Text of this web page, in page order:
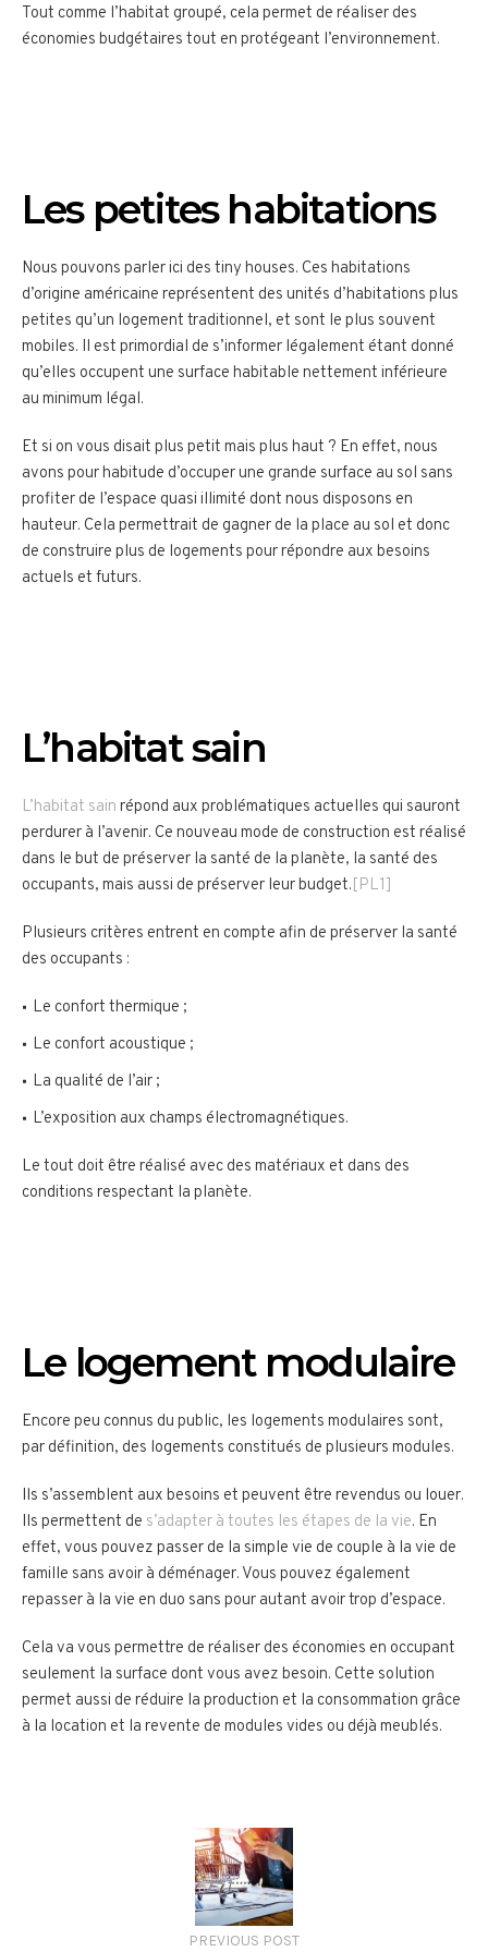
Tout comme l’habitat groupé, cela permet de réaliser des
économies budgétaires tout en protégeant l’environnement.
Les petites habitations
Nous pouvons parler ici des tiny houses. Ces habitations
d’origine américaine représentent des unités d’habitations plus
petites qu’un logement traditionnel, et sont le plus souvent
mobiles. Il est primordial de s’informer légalement étant donné
qu’elles occupent une surface habitable nettement inférieure
au minimum légal.
Et si on vous disait plus petit mais plus haut ? En effet, nous
avons pour habitude d’occuper une grande surface au sol sans
profiter de l’espace quasi illimité dont nous disposons en
hauteur. Cela permettrait de gagner de la place au sol et donc
de construire plus de logements pour répondre aux besoins
actuels et futurs.
L’habitat sain
L’habitat sain répond aux problématiques actuelles qui sauront
perdurer à l’avenir. Ce nouveau mode de construction est réalisé
dans le but de préserver la santé de la planète, la santé des
occupants, mais aussi de préserver leur budget. [PL1]
Plusieurs critères entrent en compte afin de préserver la santé
des occupants :
Le confort thermique ;
Le confort acoustique ;
La qualité de l’air ;
L’exposition aux champs électromagnétiques.
Le tout doit être réalisé avec des matériaux et dans des
conditions respectant la planète.
Le logement modulaire
Encore peu connus du public, les logements modulaires sont,
par définition, des logements constitués de plusieurs modules.
Ils s’assemblent aux besoins et peuvent être revendus ou louer.
Ils permettent de s’adapter à toutes les étapes de la vie. En
effet, vous pouvez passer de la simple vie de couple à la vie de
famille sans avoir à déménager. Vous pouvez également
repasser à la vie en duo sans pour autant avoir trop d’espace.
Cela va vous permettre de réaliser des économies en occupant
seulement la surface dont vous avez besoin. Cette solution
permet aussi de réduire la production et la consommation grâce
à la location et la revente de modules vides ou déjà meublés.
PREVIOUS POST